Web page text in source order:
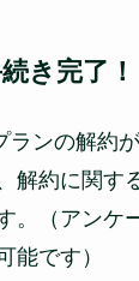
き完了！
ンの解約
解約に関す
。（アンケ
能です）